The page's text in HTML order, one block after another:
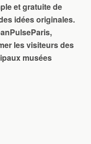
et gratuite de
idées originales.
les visiteurs des
musées